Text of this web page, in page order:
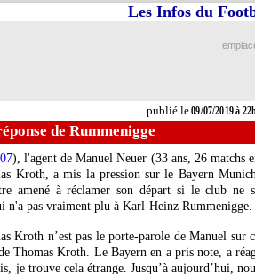
publié le09/07/2019 à
Les Infos du
de Rummenigge
), l'agent deManuel Neuer (33 ans, 26 matchs
Kroth, a mis la pression sur le Bayern
amené à réclamer son départ si le club ne
n'a pas vraiment plu à Karl-Heinz Rummenigge.
Kroth n’est pas le porte-parole de Manuel sur
Thomas Kroth. Le Bayern en a pris note, a
je trouve cela étrange. Jusqu’à aujourd’hui,